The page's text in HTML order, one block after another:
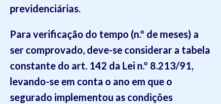
previdenciárias.
Para verificação do tempo (n.º de meses) a
ser comprovado, deve-se considerar a tabela
constante do art. 142 da Lei n.º 8.213/91,
levando-se em conta o ano em que o
segurado implementou as condições